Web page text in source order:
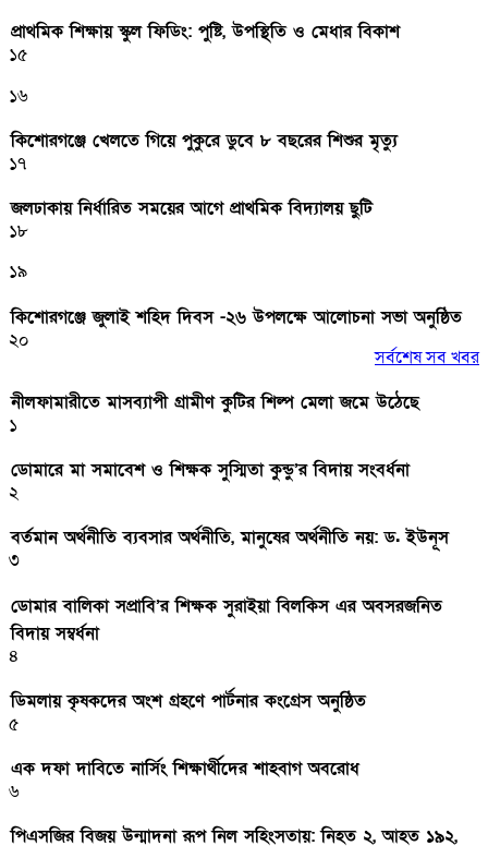
প্রাথমিক শিক্ষায় স্কুল ফিডিং: পুষ্টি, উপস্থিতি ও মেধার বিকাশ
১৫
১৬
কিশোরগঞ্জে খেলতে গিয়ে পুকুরে ডুবে ৮ বছরের শিশুর মৃত্যু
১৭
জলঢাকায় নির্ধারিত সময়ের আগে প্রাথমিক বিদ্যালয় ছুটি
১৮
১৯
কিশোরগঞ্জে জুলাই শহিদ দিবস -২৬ উপলক্ষে আলোচনা সভা অনুষ্ঠিত
২০
সর্বশেষ সব খবর
নীলফামারীতে মাসব্যাপী গ্রামীণ কুটির শিল্প মেলা জমে উঠেছে
১
ডোমারে মা সমাবেশ ও শিক্ষক সুস্মিতা কুন্ডু’র বিদায় সংবর্ধনা
২
বর্তমান অর্থনীতি ব্যবসার অর্থনীতি, মানুষের অর্থনীতি নয়: ড. ইউনূস
৩
ডোমার বালিকা সপ্রাবি’র শিক্ষক সুরাইয়া বিলকিস এর অবসরজনিত
বিদায় সম্বর্ধনা
৪
ডিমলায় কৃষকদের অংশ গ্রহণে পার্টনার কংগ্রেস অনুষ্ঠিত
৫
এক দফা দাবিতে নার্সিং শিক্ষার্থীদের শাহবাগ অবরোধ
৬
পিএসজির বিজয় উন্মাদনা রূপ নিল সহিংসতায়: নিহত ২, আহত ১৯২,